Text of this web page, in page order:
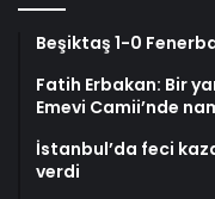
Beşiktaş 1-0
Fatih Erbakan: Bir
Emevi Camii’nde
İstanbul’da feci
verdi